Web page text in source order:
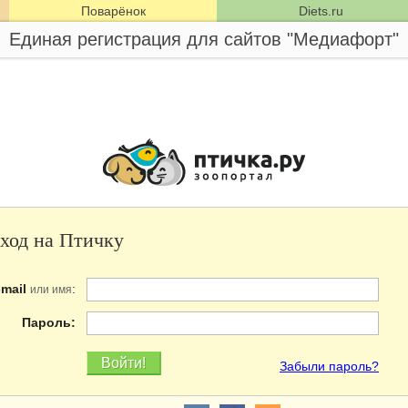
Поварёнок Diets.ru
Единая регистрация для сайтов "Медиафорт"
на Птичку
или имя:
Пароль:
Забыли пароль?